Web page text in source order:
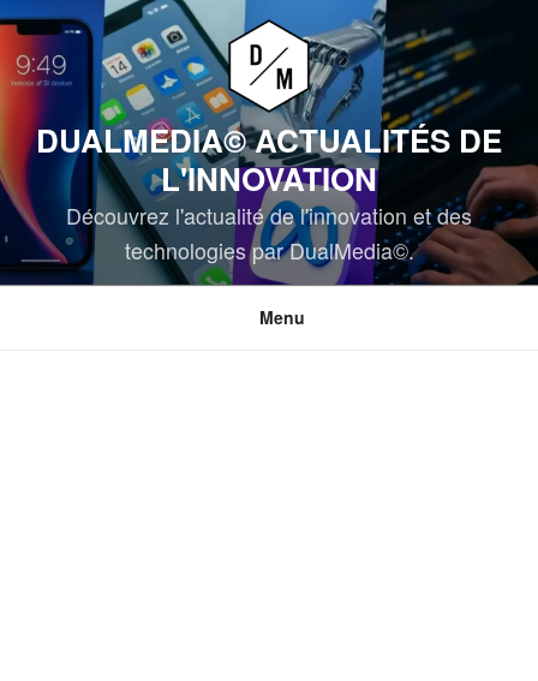
Aller
au
contenu
DUALMEDIA© ACTUALITÉS DE
L'INNOVATION
Découvrez l'actualité de l'innovation et des
technologies par DualMedia©.
Menu